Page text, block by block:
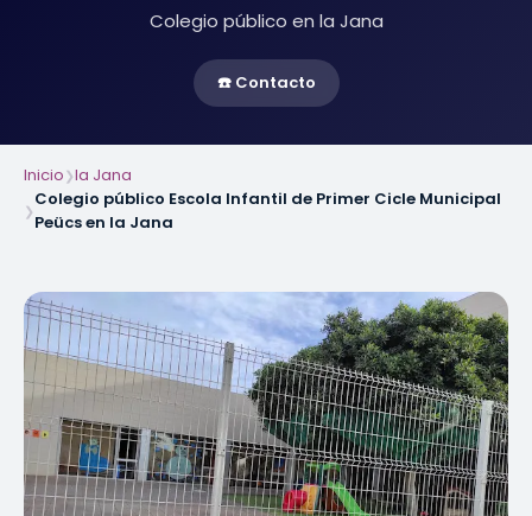
Colegio público en la Jana
☎️ Contacto
Inicio❯la Jana
❯
Colegio público Escola Infantil de Primer Cicle Municipal
Peücs en la Jana